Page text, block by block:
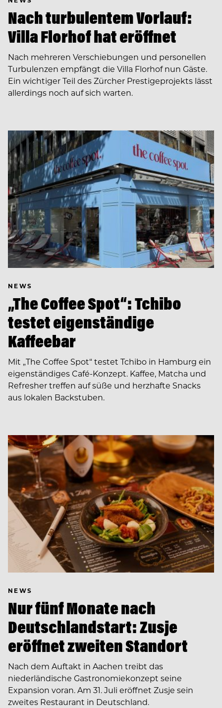
Nach turbulentem Vorlauf:
Villa Florhof hat eröffnet
Nach mehreren Verschiebungen und personellen
Turbulenzen empfängt die Villa Florhof nun Gäste.
Ein wichtiger Teil des Zürcher Prestigeprojekts lässt
allerdings noch auf sich warten.
NEWS
„The Coffee Spot“: Tchibo
testet eigenständige
Kaffeebar
Mit „The Coffee Spot“ testet Tchibo in Hamburg ein
eigenständiges Café-Konzept. Kaffee, Matcha und
Refresher treffen auf süße und herzhafte Snacks
aus lokalen Backstuben.
NEWS
Nur fünf Monate nach
Deutschlandstart: Zusje
eröffnet zweiten Standort
Nach dem Auftakt in Aachen treibt das
niederländische Gastronomiekonzept seine
Expansion voran. Am 31. Juli eröffnet Zusje sein
zweites Restaurant in Deutschland.